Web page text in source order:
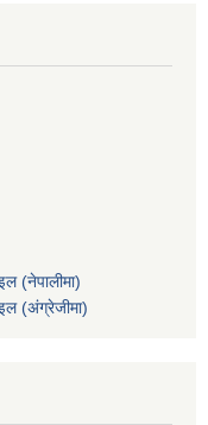
(नेपालीमा)
(अंग्रेजीमा)